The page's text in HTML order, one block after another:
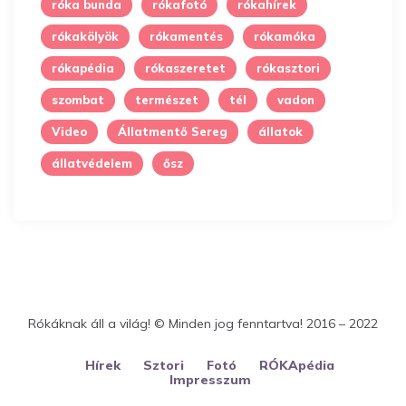
róka bunda rókafotó rókahírek
rókakölyök rókamentés rókamóka
rókapédia rókaszeretet rókasztori
szombat természet tél vadon
Video Állatmentő Sereg állatok
állatvédelem ősz
Rókáknak áll a világ! © Minden jog fenntartva! 2016 – 2022
Hírek Sztori Fotó
RÓKApédia
Impresszum